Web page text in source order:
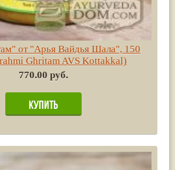
от "Арья Вайдья Шала", 150
Ghritam AVS Kottakkal)
770.00 руб.